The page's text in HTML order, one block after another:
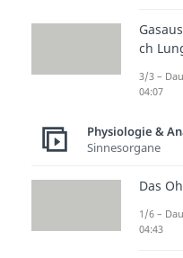
Ein
ein
wichtige
Wenn
wird,
weniger
ch
3/3 –
04:07
Physiologie &
Sinnesorgane
Das
1/6 –
04:43